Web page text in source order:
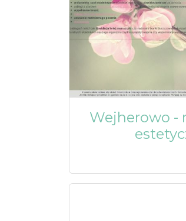
Wejherowo -